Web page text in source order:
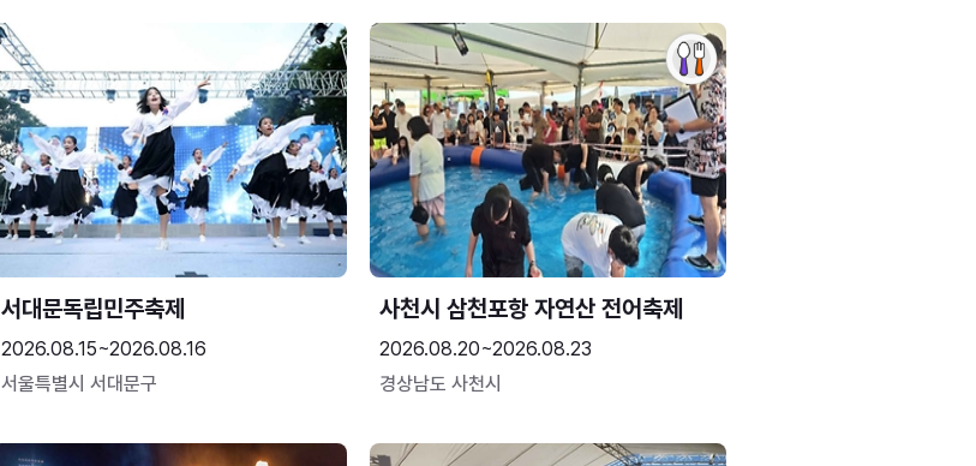
서대문독립민주축제
2026.08.15~2026.08.16
서울특별시 서대문구
사천시 삼천포항 자연산 전어축제
2026.08.20~2026.08.23
경상남도 사천시